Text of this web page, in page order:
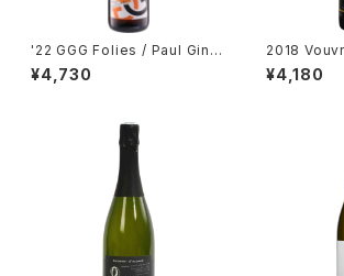
'22 GGG Folies / Paul Gingl
inger
¥4,730
2018
serve /
¥4,180